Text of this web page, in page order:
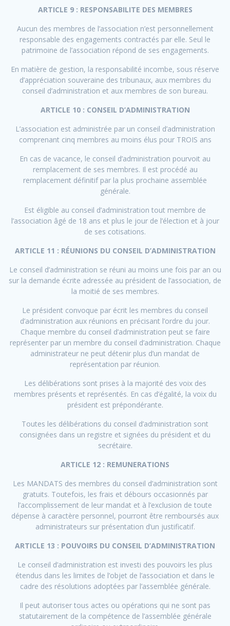
ARTICLE 9 : RESPONSABILITE DES MEMBRES
Aucun des membres de l’association n’est personnellement
responsable des engagements contractés par elle. Seul le
patrimoine de l’association répond de ses engagements.
En matière de gestion, la responsabilité incombe, sous réserve
d’appréciation souveraine des tribunaux, aux membres du
conseil d’administration et aux membres de son bureau.
ARTICLE 10 : CONSEIL D’ADMINISTRATION
L’association est administrée par un conseil d’administration
comprenant cinq membres au moins élus pour TROIS ans
En cas de vacance, le conseil d’administration pourvoit au
remplacement de ses membres. Il est procédé au
remplacement définitif par la plus prochaine assemblée
générale.
Est éligible au conseil d’administration tout membre de
l’association âgé de 18 ans et plus le jour de l’élection et à jour
de ses cotisations.
ARTICLE 11 : RÉUNIONS DU CONSEIL D’ADMINISTRATION
Le conseil d’administration se réuni au moins une fois par an ou
sur la demande écrite adressée au président de l’association, de
la moitié de ses membres.
Le président convoque par écrit les membres du conseil
d’administration aux réunions en précisant l’ordre du jour.
Chaque membre du conseil d’administration peut se faire
représenter par un membre du conseil d’administration. Chaque
administrateur ne peut détenir plus d’un mandat de
représentation par réunion.
Les délibérations sont prises à la majorité des voix des
membres présents et représentés. En cas d’égalité, la voix du
président est prépondérante.
Toutes les délibérations du conseil d’administration sont
consignées dans un registre et signées du président et du
secrétaire.
ARTICLE 12 : REMUNERATIONS
Les MANDATS des membres du conseil d’administration sont
gratuits. Toutefois, les frais et débours occasionnés par
l’accomplissement de leur mandat et à l’exclusion de toute
dépense à caractère personnel, pourront être remboursés aux
administrateurs sur présentation d’un justificatif.
ARTICLE 13 : POUVOIRS DU CONSEIL D’ADMINISTRATION
Le conseil d’administration est investi des pouvoirs les plus
étendus dans les limites de l’objet de l’association et dans le
cadre des résolutions adoptées par l’assemblée générale.
Il peut autoriser tous actes ou opérations qui ne sont pas
statutairement de la compétence de l’assemblée générale